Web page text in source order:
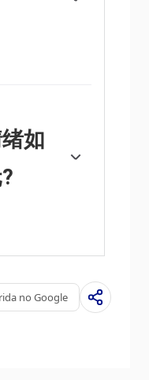
兰的利率与美
可能在纽元/美
，如果这种经
，如果经济数
如
往会给大宗商品
或经济不确定
资者倾向于出售
港。
no Google